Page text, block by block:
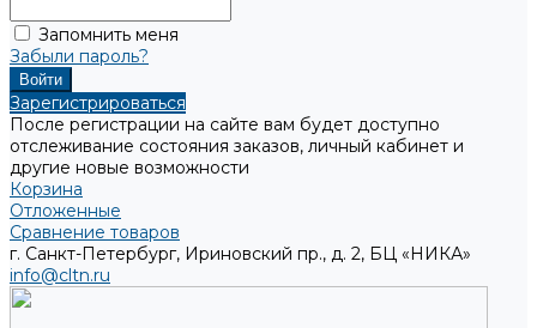
Запомнить меня
Забыли пароль?
Зарегистрироваться
После регистрации на сайте вам будет доступно
отслеживание состояния заказов, личный кабинет и
другие новые возможности
Корзина
Отложенные
Сравнение товаров
г. Санкт-Петербург, Ириновский пр., д. 2, БЦ «НИКА»
info@cltn.ru